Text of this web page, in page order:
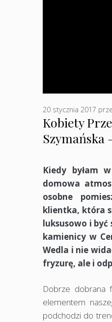
Kobiety
Szymańska
20 stycznia 2017
Kiedy byłam
domowa
osobne
klientka, która
luksusowo i
kamienicy w
Wedla i nie
fryzurę, ale i
Dobrze dobrana
elementem
podchodzi do